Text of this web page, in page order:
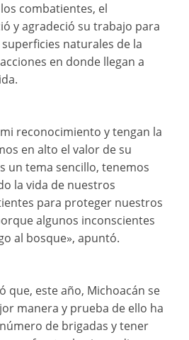
combatientes, el
y agradeció su trabajo para
naturales de la
en donde llegan a
reconocimiento y tengan la
en alto el valor de su
un tema sencillo, tenemos
la vida de nuestros
para proteger nuestros
algunos inconscientes
al bosque», apuntó.
que, este año, Michoacán se
manera y prueba de ello ha
de brigadas y tener